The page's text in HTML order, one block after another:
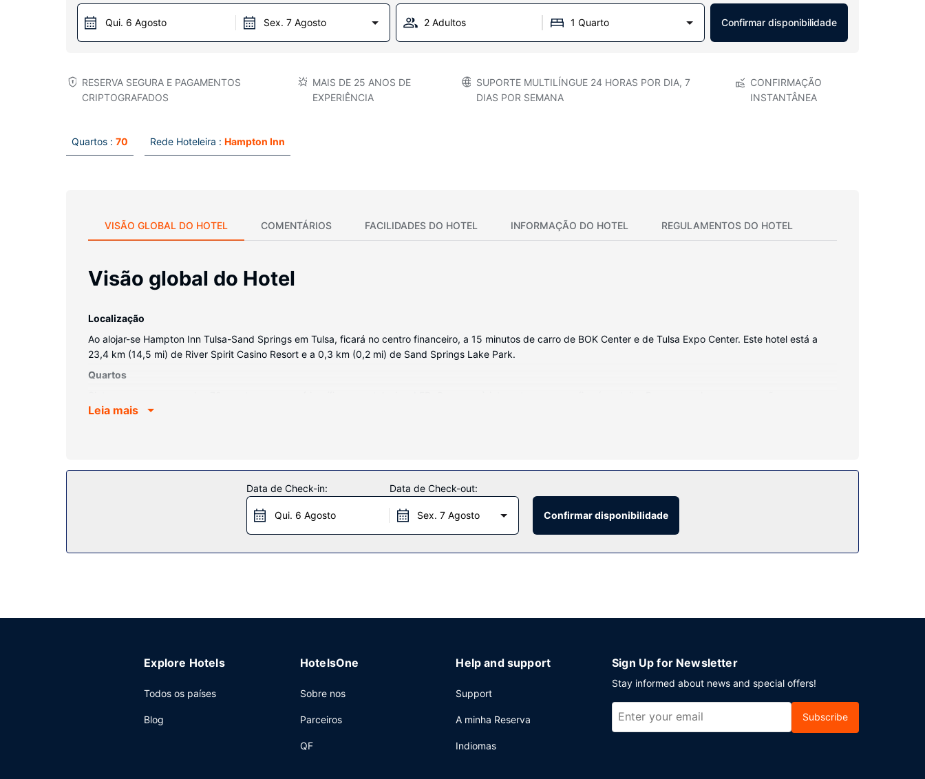
Qui. 6 Agosto Sex. 7 Agosto 2 Adultos 1 Quarto Confirmar disponibilidade
RESERVA SEGURA E PAGAMENTOS
CRIPTOGRAFADOS
MAIS DE 25 ANOS DE
EXPERIÊNCIA
SUPORTE MULTILÍNGUE 24 HORAS POR DIA, 7
DIAS POR SEMANA
CONFIRMAÇÃO
INSTANTÂNEA
Quartos : 70 Rede Hoteleira : Hampton Inn
VISÃO GLOBAL DO HOTEL COMENTÁRIOS FACILIDADES DO HOTEL INFORMAÇÃO DO HOTEL REGULAMENTOS DO HOTEL
Visão global do Hotel
Localização
Ao alojar-se Hampton Inn Tulsa-Sand Springs em Tulsa, ficará no centro financeiro, a 15 minutos de carro de BOK Center e de Tulsa Expo Center. Este hotel está a
23,4 km (14,5 mi) de River Spirit Casino Resort e a 0,3 km (0,2 mi) de Sand Springs Lake Park.
Quartos
encontrará videojogos juntamente com uma seleção de canais por cabo. As casas de banho privativas dispõem de uma combinação polibã/banheira, artigos de
salão de banquetes são algumas das comodidades adicionais disponíveis neste hotel.
Durante a sua estadia, terá direito a pequeno-almoço grátis.
Leia mais
Data de Check-in:
Qui. 6 Agosto
Data de Check-out:
Sex. 7 Agosto Confirmar disponibilidade
Explore Hotels
Todos os países
Blog
HotelsOne
Sobre nos
Parceiros
QF
Help and support
Support
A minha Reserva
Indiomas
Sign Up for Newsletter
Stay informed about news and special offers!
Subscribe